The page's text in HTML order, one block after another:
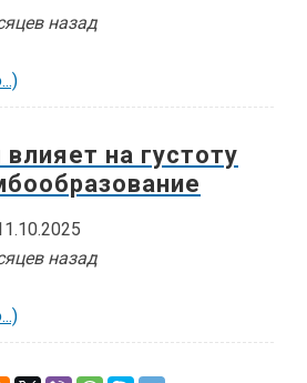
назад
на густоту
назад